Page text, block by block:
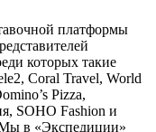
платформы
которых такие
Coral Travel, World
Pizza,
SOHO Fashion и
в «Экспедиции»